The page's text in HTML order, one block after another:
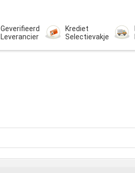
Geverifieerd
Leverancier
Krediet
Selectievakje